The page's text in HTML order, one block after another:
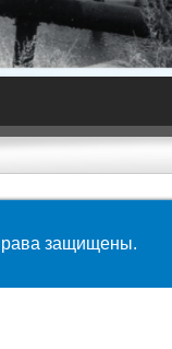
защищены.